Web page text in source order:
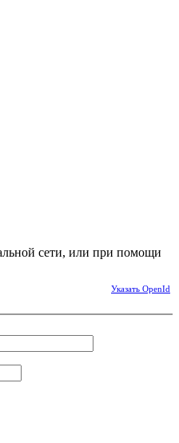
сети, или при помощи
Указать OpenId